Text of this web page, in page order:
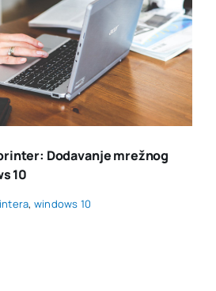
Dodavanje mrežnog
10
, windows 10